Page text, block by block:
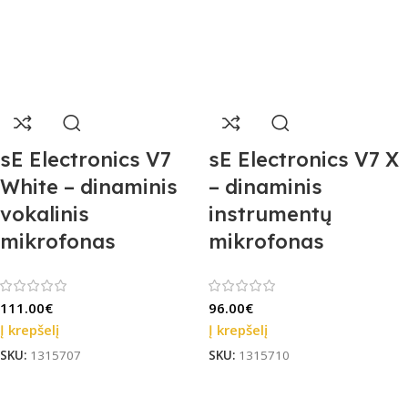
sE Electronics V7
White – dinaminis
vokalinis
mikrofonas
111.00€
Į krepšelį
SKU: 1315707
sE Electronics V7 X
– dinaminis
instrumentų
mikrofonas
96.00€
Į krepšelį
SKU: 1315710